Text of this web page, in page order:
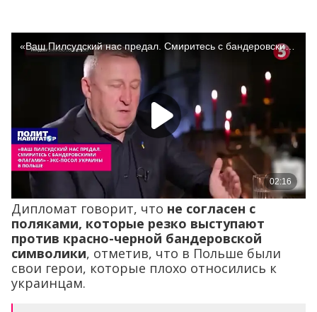
Дипломат говорит, что не согласен с
поляками, которые резко выступают
против красно-черной бандеровской
символики, отметив, что в Польше были
свои герои, которые плохо относились к
украинцам.